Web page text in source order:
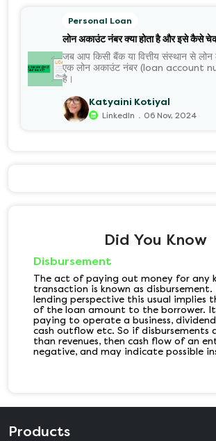
Personal Loan
लोन अकाउंट नंबर क्या होता है और इसे कैसे
जब आप किसी बैंक या वित्तीय संस्थान से
एक लोन अकाउंट नंबर (loan account
है।
Katyaini Kotiyal
LinkedIn . 06 Nov, 2024
Did You Know
Disbursement
The act of paying out money for any
transaction is known as disbursement.
lending perspective this usual implies
of the loan amount to the borrower.
paying to operate a business,
cash outflow etc. So if disbursements
than revenues, then cash flow of an
negative, and may indicate possible
Products